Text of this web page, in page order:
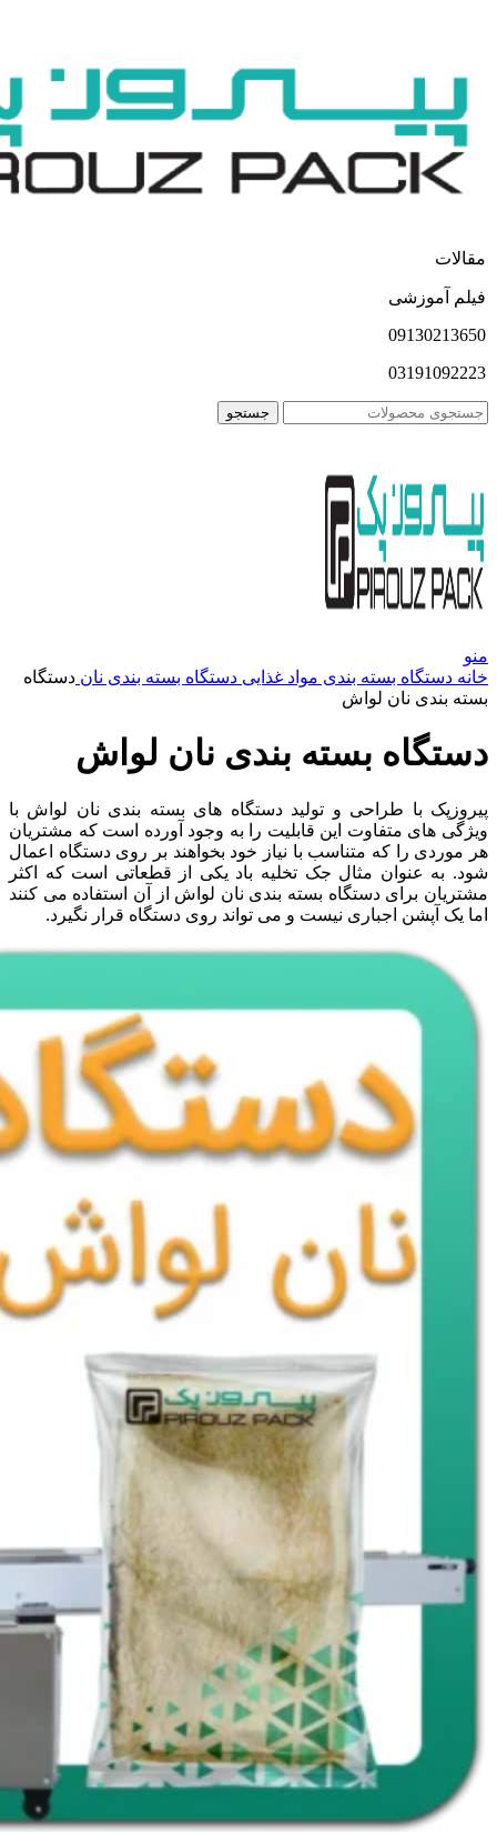
مقالات
فیلم آموزشی
09130213650
03191092223
جستجو
منو
خانه دستگاه بسته بندی مواد غذایی دستگاه بسته بندی نان دستگاه
بسته بندی نان لواش
دستگاه بسته بندی نان لواش
پیروزپک با طراحی و تولید دستگاه های بسته بندی نان لواش با
ویژگی های متفاوت این قابلیت را به وجود آورده است که مشتریان
هر موردی را که متناسب با نیاز خود بخواهند بر روی دستگاه اعمال
شود. به عنوان مثال جک تخلیه باد یکی از قطعاتی است که اکثر
مشتریان برای دستگاه بسته بندی نان لواش از آن استفاده می کنند
اما یک آپشن اجباری نیست و می تواند روی دستگاه قرار نگیرد.